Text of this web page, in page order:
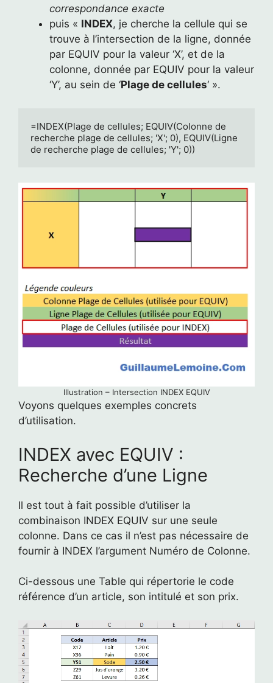
correspondance exacte
puis « INDEX, je cherche la cellule qui se
trouve à l’intersection de la ligne, donnée
par EQUIV pour la valeur ‘X’, et de la
colonne, donnée par EQUIV pour la valeur
‘Y’, au sein de ‘Plage de cellules‘ ».
=INDEX(Plage de cellules; EQUIV(Colonne de
recherche plage de cellules; 'X'; 0), EQUIV(Ligne
de recherche plage de cellules; 'Y'; 0))
Illustration – Intersection INDEX EQUIV
Voyons quelques exemples concrets
d’utilisation.
INDEX avec EQUIV :
Recherche d’une Ligne
Il est tout à fait possible d’utiliser la
combinaison INDEX EQUIV sur une seule
colonne. Dans ce cas il n’est pas nécessaire de
fournir à INDEX l’argument Numéro de Colonne.
Ci-dessous une Table qui répertorie le code
référence d’un article, son intitulé et son prix.